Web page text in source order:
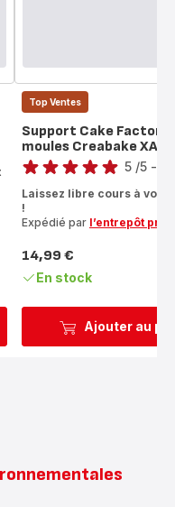
Ajouter au
Top Ventes
Support Cake Factory
moules Creabake
Note
5
étoiles
5 /5 -
Laissez libre cours à
!
Expédié par l’entrepôt
Prix
14,99 €
En stock